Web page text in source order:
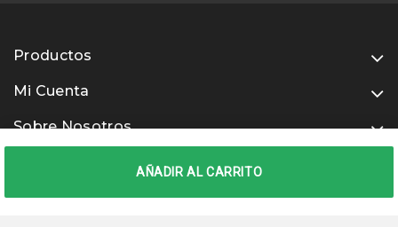
AÑADIR AL CARRITO
Productos
Mi Cuenta
Sobre Nosotros
Usamos métodos de pago seguros